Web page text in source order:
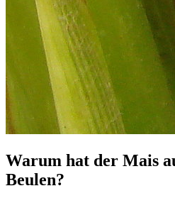
Warum hat der Mais
Beulen?